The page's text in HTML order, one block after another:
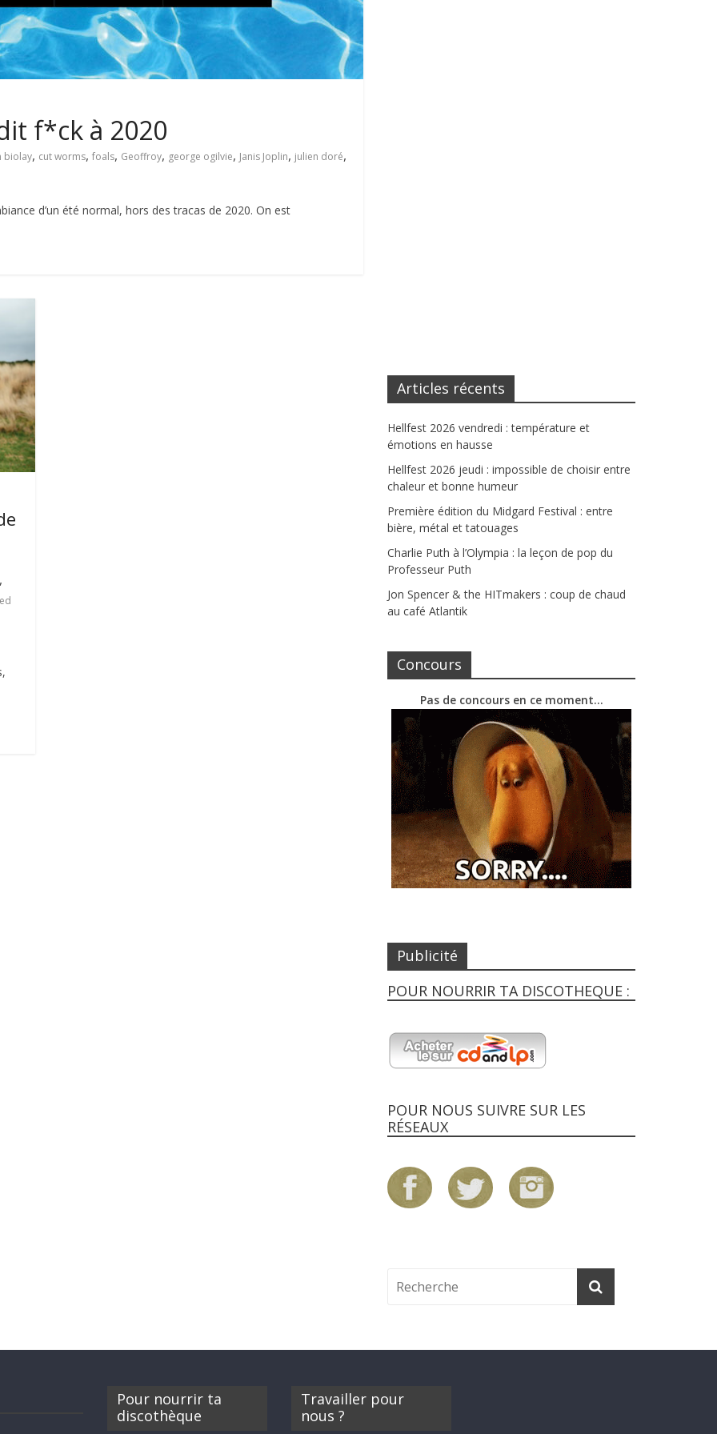
f*ck à 2020
biolay, cut worms, foals, Geoffroy, george ogilvie, Janis Joplin, julien doré,
d’un été normal, hors des tracas de 2020. On est
,
Articles récents
Hellfest 2026 vendredi : température et
émotions en hausse
Hellfest 2026 jeudi : impossible de choisir entre
chaleur et bonne humeur
Première édition du Midgard Festival : entre
bière, métal et tatouages
Charlie Puth à l’Olympia : la leçon de pop du
Professeur Puth
Jon Spencer & the HITmakers : coup de chaud
au café Atlantik
Concours
Pas de concours en ce moment…
Publicité
POUR NOURRIR TA DISCOTHEQUE :
POUR NOUS SUIVRE SUR LES
RÉSEAUX
Pour nourrir ta
discothèque
Travailler pour
nous ?